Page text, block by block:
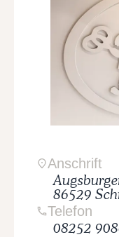
Anschrift
86529
Telefon
08252